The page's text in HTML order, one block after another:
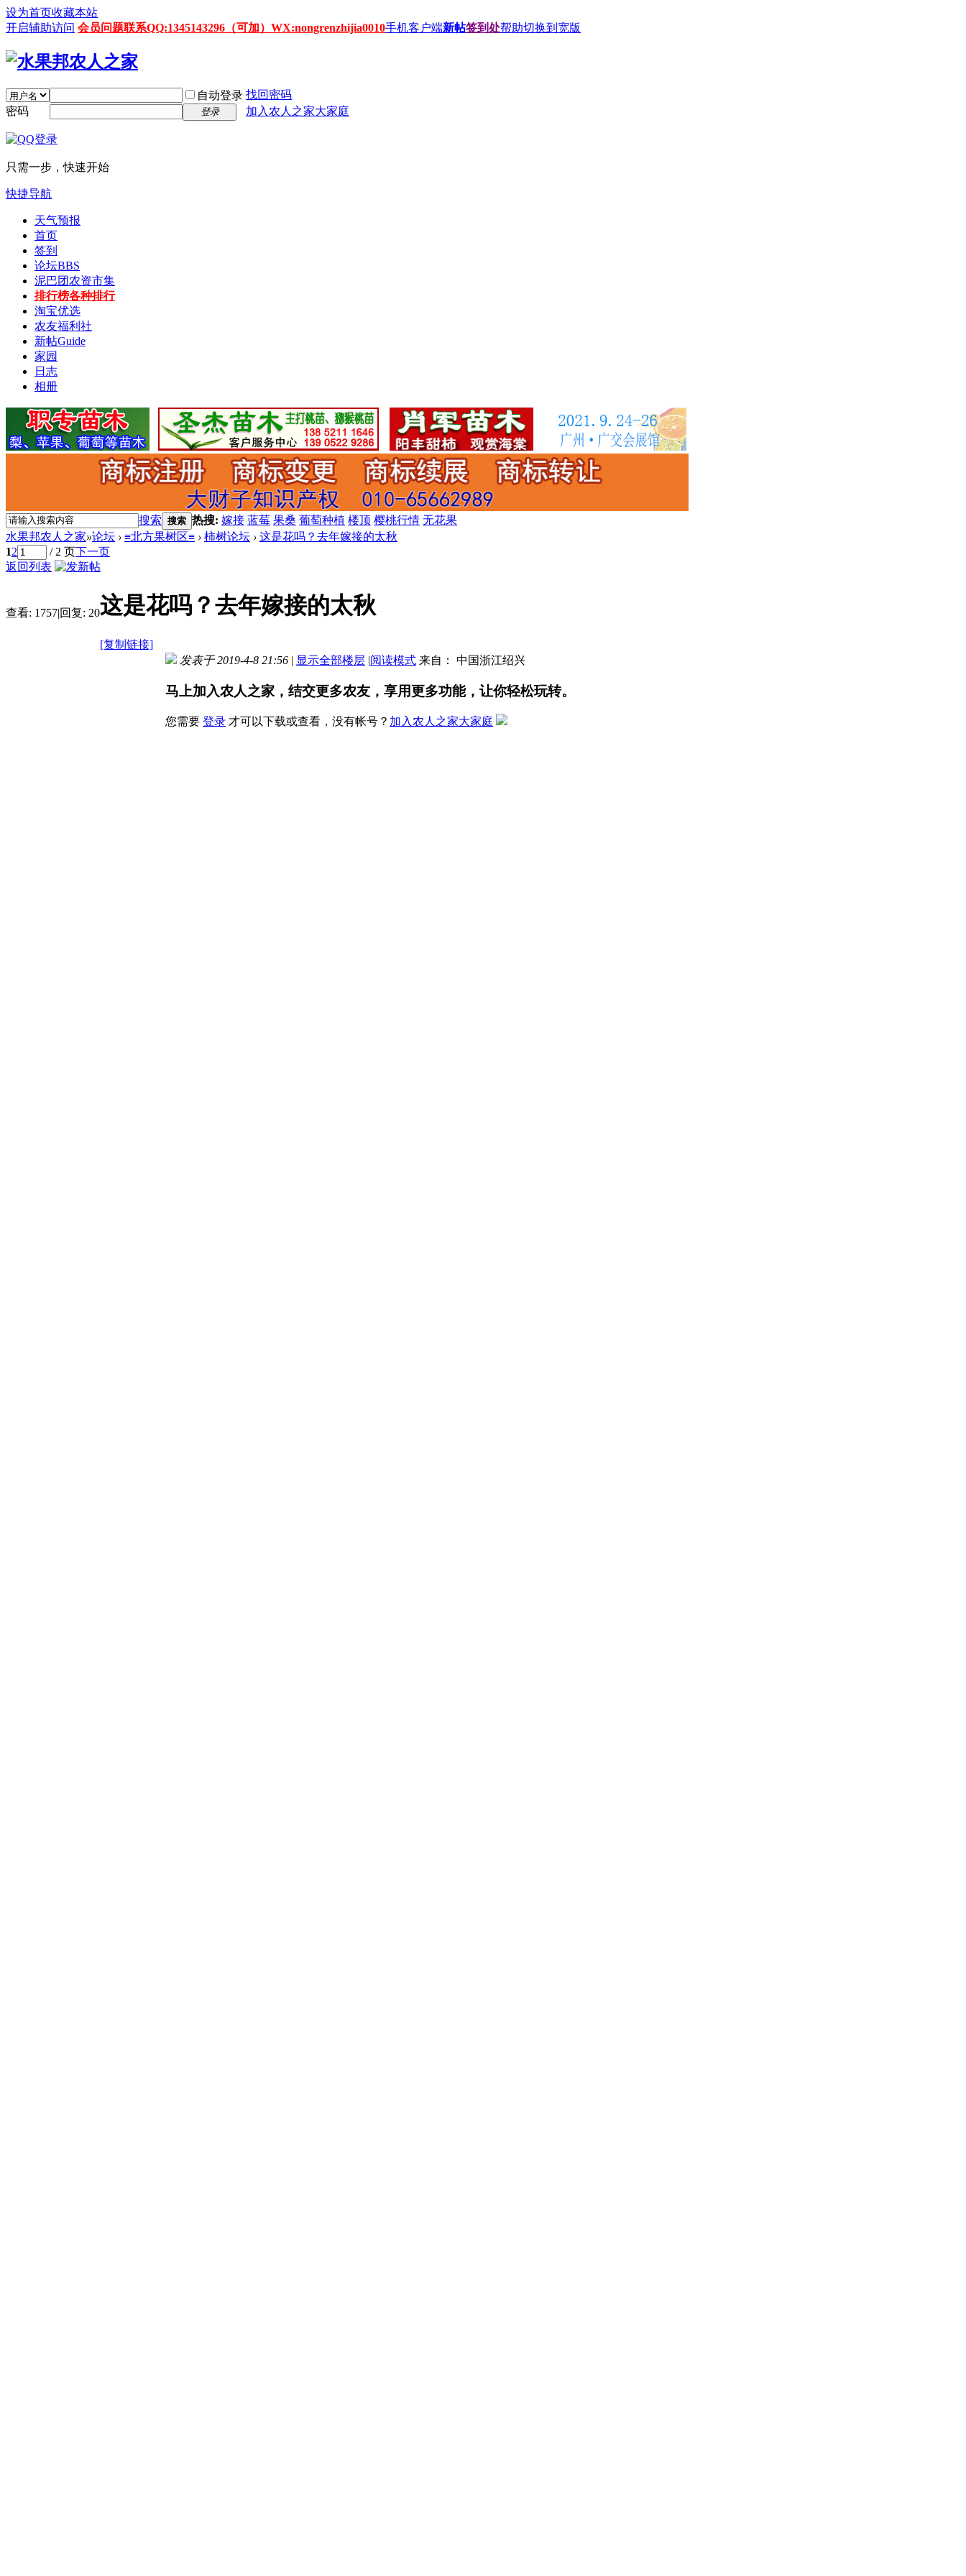
设为首页收藏本站
开启辅助访问 会员问题联系QQ:1345143296（可加）WX:nongrenzhijia0010手机客户端新帖签到处帮助切换到宽版
自动登录 找回密码
密码
登录 加入农人之家大家庭
只需一步，快速开始
快捷导航
天气预报
首页
签到
论坛BBS
泥巴团农资市集
排行榜各种排行
淘宝优选
农友福利社
新帖Guide
家园
日志
相册
搜索 搜索 热搜: 嫁接 蓝莓 果桑 葡萄种植 楼顶 樱桃行情 无花果
水果邦农人之家»论坛 › ≡北方果树区≡ › 柿树论坛 › 这是花吗？去年嫁接的太秋
12 / 2 页下一页
返回列表
查看: 1757|回复: 20这是花吗？去年嫁接的太秋
[复制链接]
发表于 2019-4-8 21:56 | 显示全部楼层 |阅读模式 来自： 中国浙江绍兴
马上加入农人之家，结交更多农友，享用更多功能，让你轻松玩转。
您需要 登录 才可以下载或查看，没有帐号？ 加入农人之家大家庭